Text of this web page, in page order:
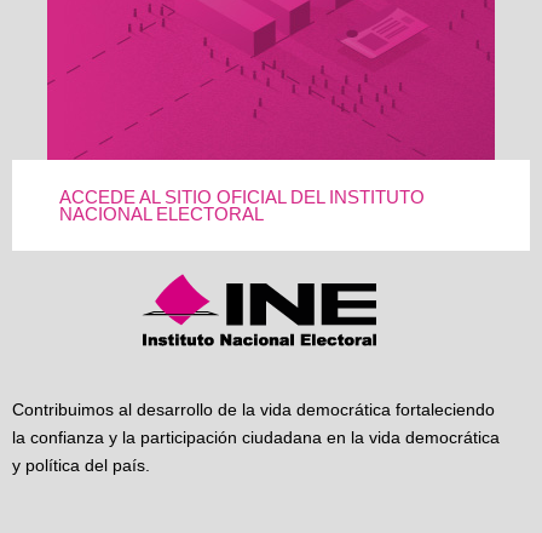
ACCEDE AL SITIO OFICIAL DEL INSTITUTO
NACIONAL ELECTORAL
Contribuimos al desarrollo de la vida democrática fortaleciendo
la confianza y la participación ciudadana en la vida democrática
y política del país.